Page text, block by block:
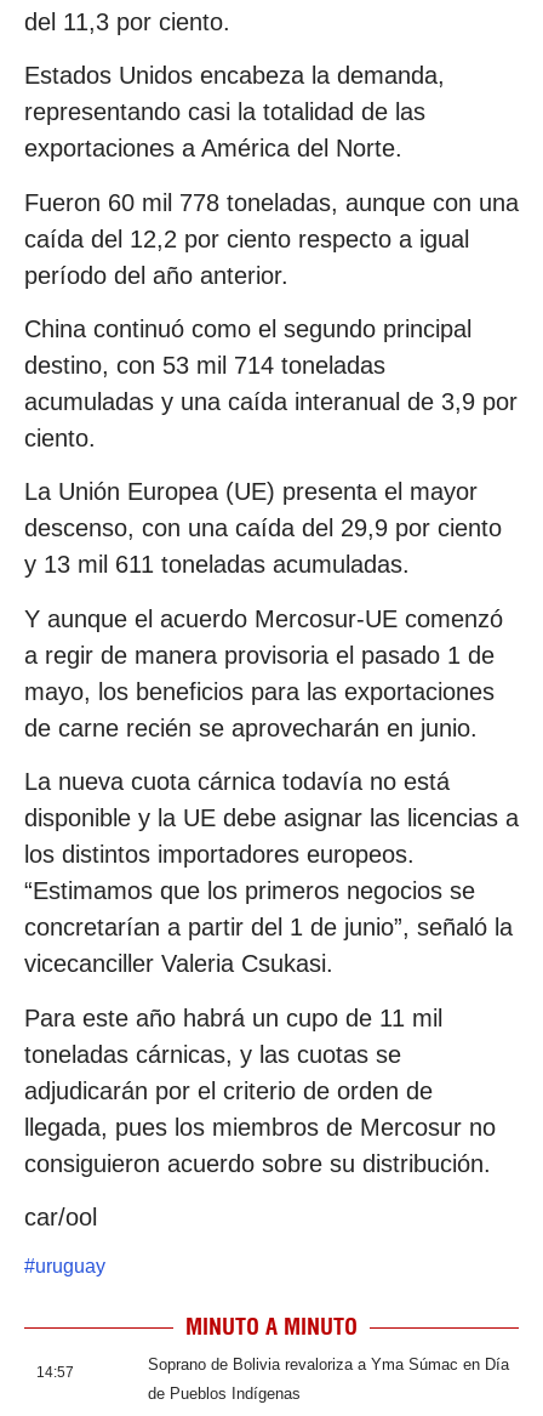
del 11,3 por ciento.
Estados Unidos encabeza la demanda,
representando casi la totalidad de las
exportaciones a América del Norte.
Fueron 60 mil 778 toneladas, aunque con una
caída del 12,2 por ciento respecto a igual
período del año anterior.
China continuó como el segundo principal
destino, con 53 mil 714 toneladas
acumuladas y una caída interanual de 3,9 por
ciento.
La Unión Europea (UE) presenta el mayor
descenso, con una caída del 29,9 por ciento
y 13 mil 611 toneladas acumuladas.
Y aunque el acuerdo Mercosur-UE comenzó
a regir de manera provisoria el pasado 1 de
mayo, los beneficios para las exportaciones
de carne recién se aprovecharán en junio.
La nueva cuota cárnica todavía no está
disponible y la UE debe asignar las licencias a
los distintos importadores europeos.
“Estimamos que los primeros negocios se
concretarían a partir del 1 de junio”, señaló la
vicecanciller Valeria Csukasi.
Para este año habrá un cupo de 11 mil
toneladas cárnicas, y las cuotas se
adjudicarán por el criterio de orden de
llegada, pues los miembros de Mercosur no
consiguieron acuerdo sobre su distribución.
car/ool
#uruguay
MINUTO A MINUTO
14:57
Soprano de Bolivia revaloriza a Yma Súmac en Día
de Pueblos Indígenas